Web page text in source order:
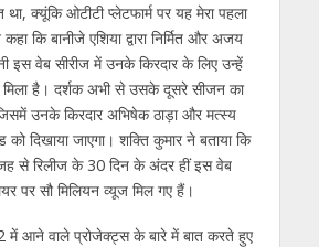
था, क्यूंकि ओटीटी प्लेटफार्म पर यह मेरा पहला
कि बानीजे एशिया द्वारा निर्मित और अजय
इस वेब सीरीज में उनके किरदार के लिए उन्हें
मिला है। दर्शक अभी से उसके दूसरे सीजन का
उनके किरदार अभिषेक ठाड़ा और मत्स्य
दिखाया जाएगा। शक्ति कुमार ने बताया कि
से रिलीज के 30 दिन के अंदर हीं इस वेब
पर सौ मिलियन व्यूज मिल गए हैं।
में आने वाले प्रोजेक्ट्स के बारे में बात करते हुए